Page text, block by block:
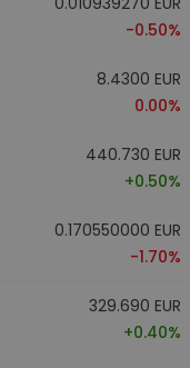
-0.50%
8.4300 EUR
0.00%
440.730 EUR
+0.50%
0.170550000 EUR
-1.70%
329.690 EUR
+0.40%